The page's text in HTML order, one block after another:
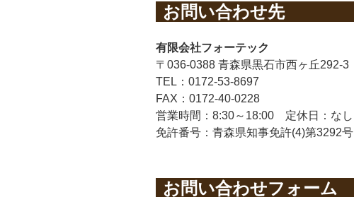
お問い合わせ先
有限会社フォーテック
〒036-0388 青森県黒石市西ヶ丘292-3
TEL：0172-53-8697
FAX：0172-40-0228
営業時間：8:30～18:00 定休日：なし
免許番号：青森県知事免許(4)第3292号
お問い合わせフォーム